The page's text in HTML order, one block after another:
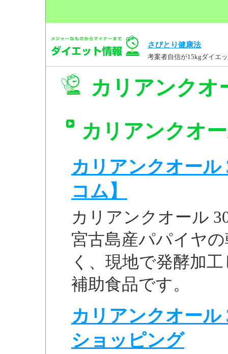
さびとり健康法
考案者自信が15kgダイエ
カリアンクオ
カリアンクオ
カリアンクオール
コム】
カリアンクオール
宮古島産パパイヤ
く、現地で発酵加
補助食品です。
カリアンクオール
ショッピング